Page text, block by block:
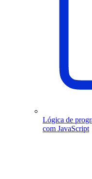
Lógica de
com JavaScript